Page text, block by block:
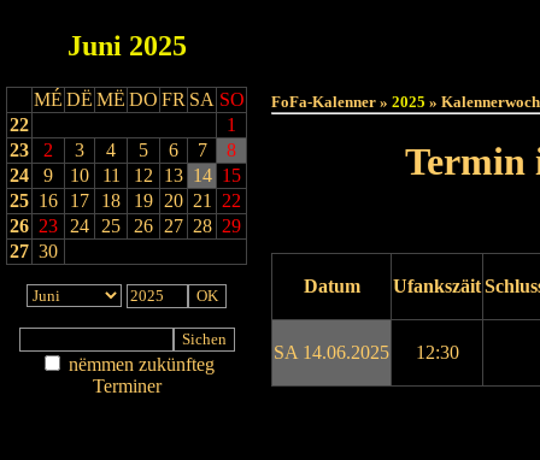
Juni 2025
MÉ DË MË DO FR SA SO
22
1
23
2 3 4 5 6 7
8
24
9 10 11 12 13 14 15
25 16 17 18 19 20 21
22
26 23 24 25 26 27 28 29
27 30
nëmmen zukünfteg
Terminer
FoFa-Kalenner » 2025 »
Termin
Datum Ufankszäit
SA 14.06.2025 12:30